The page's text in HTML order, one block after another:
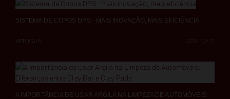
SISTEMA DE COPOS DPS - MAIS INOVAÇÃO, MAIS EFICIÊNCIA
2024-06-10
VER MAIS
A IMPORTÂNCIA DE USAR ARGILA NA LIMPEZA DE AUTOMÓVEIS: